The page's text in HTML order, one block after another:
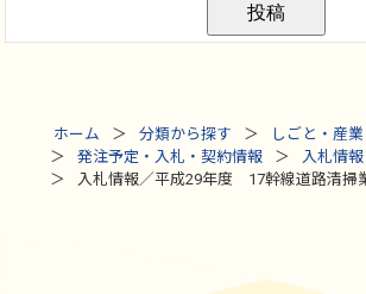
ホーム
分類から探す しごと・産業
発注予定・入札・契約情報
入札情
入札情報／平成29年度 17幹線道路清掃